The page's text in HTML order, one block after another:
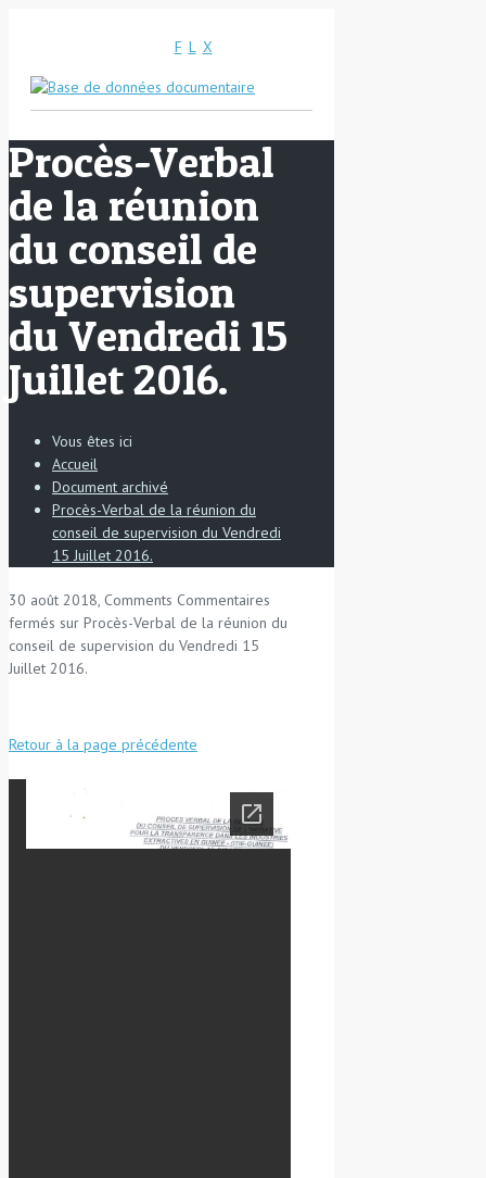
F L X
Procès-Verbal
de la réunion
du conseil de
supervision
du Vendredi 15
Juillet 2016.
Vous êtes ici
Accueil
Document archivé
Procès-Verbal de la réunion du
conseil de supervision du Vendredi
15 Juillet 2016.
30 août 2018, Comments Commentaires
fermés sur Procès-Verbal de la réunion du
conseil de supervision du Vendredi 15
Juillet 2016.
Retour à la page précédente